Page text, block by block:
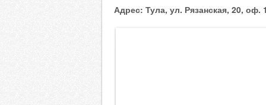
Адрес: Тула, ул. Рязанская, 20, оф.